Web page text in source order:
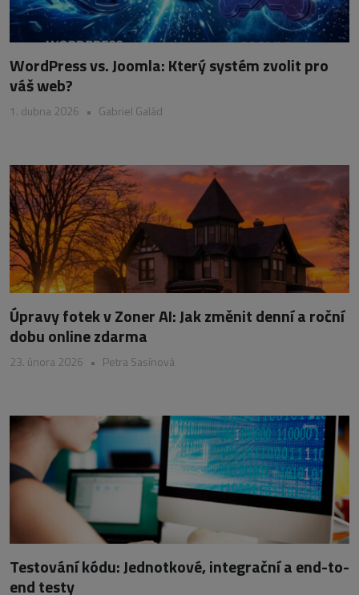
WordPress vs. Joomla: Který systém zvolit pro
váš web?
1. dubna 2026 • Gabriel Galád
Úpravy fotek v Zoner AI: Jak změnit denní a roční
dobu online zdarma
23. února 2026 • Petra Sasínová
Testování kódu: Jednotkové, integrační a end-to-
end testy